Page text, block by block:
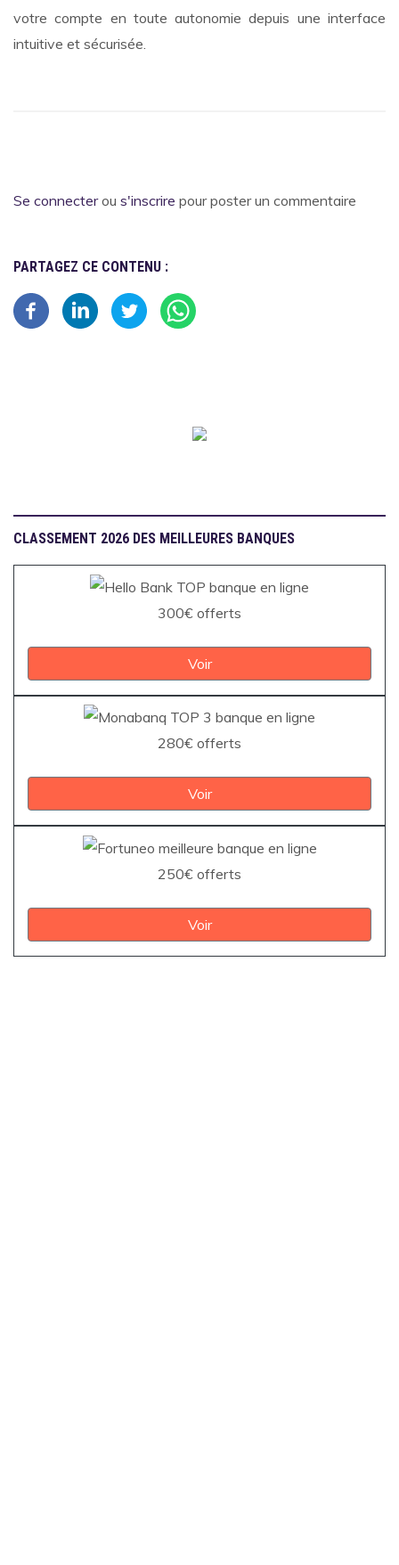
votre compte en toute autonomie depuis une interface
intuitive et sécurisée.
Se connecterou s'inscrire pour poster un commentaire
PARTAGEZ CE CONTENU :
CLASSEMENT 2026 DES MEILLEURES BANQUES
300€ offerts
Voir
280€ offerts
Voir
250€ offerts
Voir